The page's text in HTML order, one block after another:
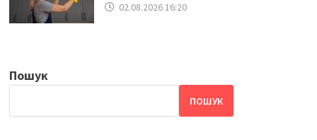
02.08.2026 16:20
Пошук
ПОШУК